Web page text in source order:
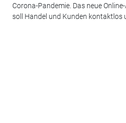
Corona-Pandemie. Das neue
soll Handel und Kunden kontaktlos